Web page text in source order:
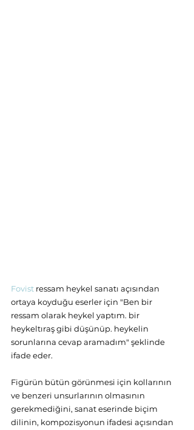
Fovist ressam heykel sanatı açısından
ortaya koyduğu eserler için "Ben bir
ressam olarak heykel yaptım. bir
heykeltıraş gibi düşünüp. heykelin
sorunlarına cevap aramadım" şeklinde
ifade eder.
Figürün bütün görünmesi için kollarının
ve benzeri unsurlarının olmasının
gerekmediğini, sanat eserinde biçim
dilinin, kompozisyonun ifadesi açısından